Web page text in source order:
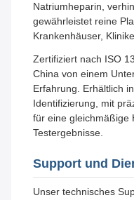
Natriumheparin,
gewährleistet reine
Krankenhäuser,
Zertifiziert nach ISO
China von einem
Erfahrung. Erhältlich
Identifizierung, mit
für eine gleichmäßige
Testergebnisse.
Support und
Unser technisches